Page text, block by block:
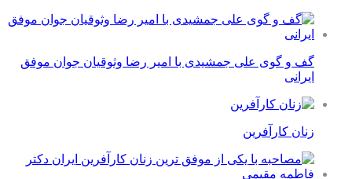
گف و گوی علی جمشیدی با امیر رضا وثوقیان جوان موفق
ایرانی
زنان کارآفرین